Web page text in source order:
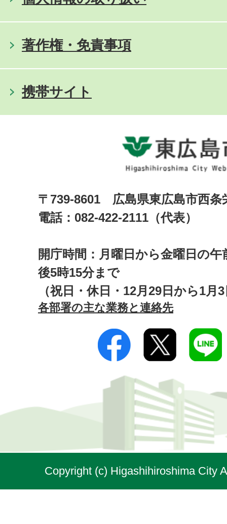
著作権・免責事項
携帯サイト
〒739-8601 広島県東広島市西
電話：082-422-2111（代表）
開庁時間：月曜日から金曜日の午
後5時15分まで
（祝日・休日・12月29日から1月
各部署の主な業務と連絡先
Copyright (c) Higashihiroshima City